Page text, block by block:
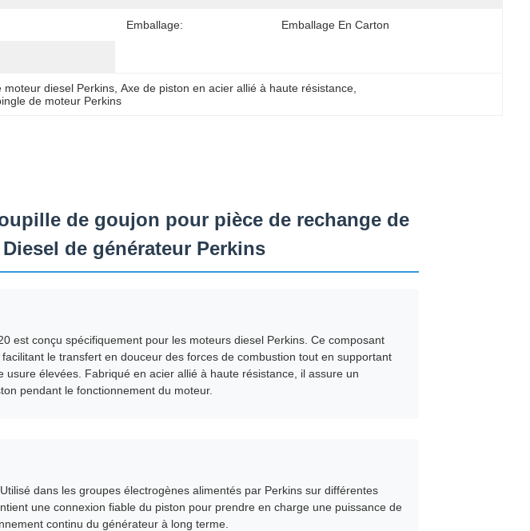
Emballage: Emballage En Carton
moteur diesel Perkins, Axe de piston en acier allié à haute résistance,
de moteur Perkins
de goujon pour pièce de rechange de
de générateur Perkins
est conçu spécifiquement pour les moteurs diesel Perkins. Ce composant
le transfert en douceur des forces de combustion tout en supportant
usure élevées. Fabriqué en acier allié à haute résistance, il assure un
pendant le fonctionnement du moteur.
Utilisé dans les groupes électrogènes alimentés par Perkins sur différentes
une connexion fiable du piston pour prendre en charge une puissance de
continu du générateur à long terme.